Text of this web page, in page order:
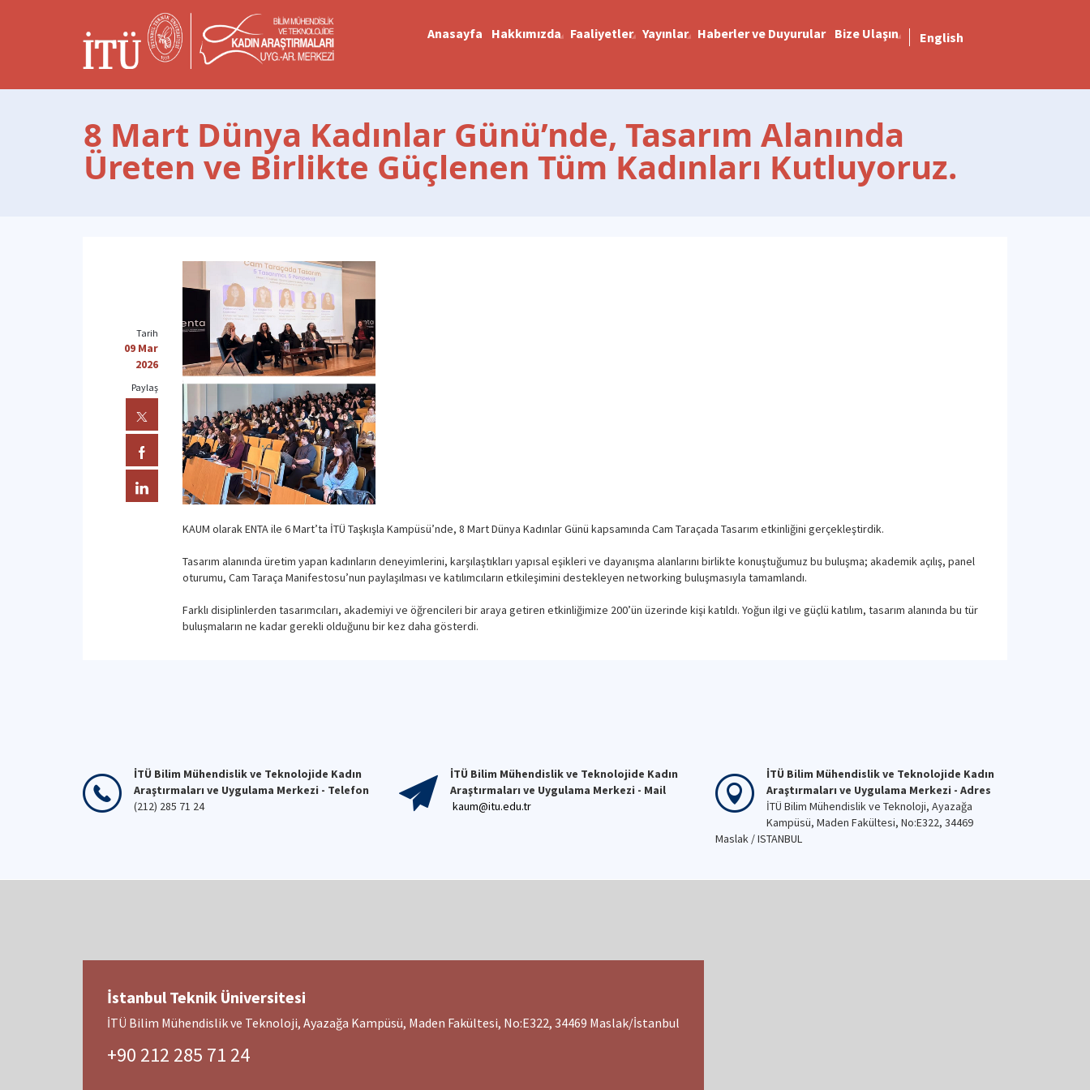
Anasayfa Hakkımızda Faaliyetler Yayınlar Haberler ve Duyurular Bize Ulaşın English
8 Mart Dünya Kadınlar Günü’nde, Tasarım Alanında
Üreten ve Birlikte Güçlenen Tüm Kadınları Kutluyoruz.
KAUM olarak ENTA ile 6 Mart’ta İTÜ Taşkışla Kampüsü’nde, 8 Mart Dünya Kadınlar Günü kapsamında Cam Taraçada Tasarım etkinliğini gerçekleştirdik.
Tasarım alanında üretim yapan kadınların deneyimlerini, karşılaştıkları yapısal eşikleri ve dayanışma alanlarını birlikte konuştuğumuz bu buluşma; akademik açılış, panel
oturumu, Cam Taraça Manifestosu’nun paylaşılması ve katılımcıların etkileşimini destekleyen networking buluşmasıyla tamamlandı.
Farklı disiplinlerden tasarımcıları, akademiyi ve öğrencileri bir araya getiren etkinliğimize 200’ün üzerinde kişi katıldı. Yoğun ilgi ve güçlü katılım, tasarım alanında bu tür
buluşmaların ne kadar gerekli olduğunu bir kez daha gösterdi.
Tarih
09 Mar
2026
Paylaş
İTÜ Bilim Mühendislik ve Teknolojide Kadın
Araştırmaları ve Uygulama Merkezi - Telefon
(212) 285 71 24
İTÜ Bilim Mühendislik ve Teknolojide Kadın
Araştırmaları ve Uygulama Merkezi - Mail
kaum@itu.edu.tr
İTÜ Bilim Mühendislik ve Teknolojide Kadın
Araştırmaları ve Uygulama Merkezi - Adres
İTÜ Bilim Mühendislik ve Teknoloji, Ayazağa
Kampüsü, Maden Fakültesi, No:E322, 34469
Maslak / ISTANBUL
İstanbul Teknik Üniversitesi
İTÜ Bilim Mühendislik ve Teknoloji, Ayazağa Kampüsü, Maden Fakültesi, No:E322, 34469 Maslak/İstanbul
+90 212 285 71 24